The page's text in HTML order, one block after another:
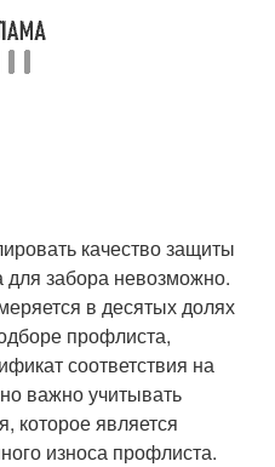
качество защиты
для забора невозможно.
в десятых долях
профлиста,
соответствия на
важно учитывать
которое является
износа профлиста.